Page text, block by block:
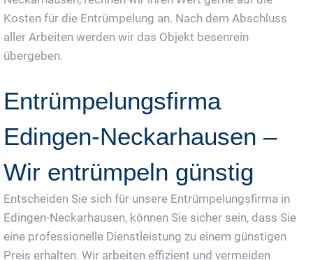
Kosten für die Entrümpelung an. Nach dem Abschluss
aller Arbeiten werden wir das Objekt besenrein
übergeben.
Entrümpelungsfirma
Edingen-Neckarhausen –
Wir entrümpeln günstig
Entscheiden Sie sich für unsere Entrümpelungsfirma in
Edingen-Neckarhausen, können Sie sicher sein, dass Sie
eine professionelle Dienstleistung zu einem günstigen
Preis erhalten. Wir arbeiten effizient und vermeiden